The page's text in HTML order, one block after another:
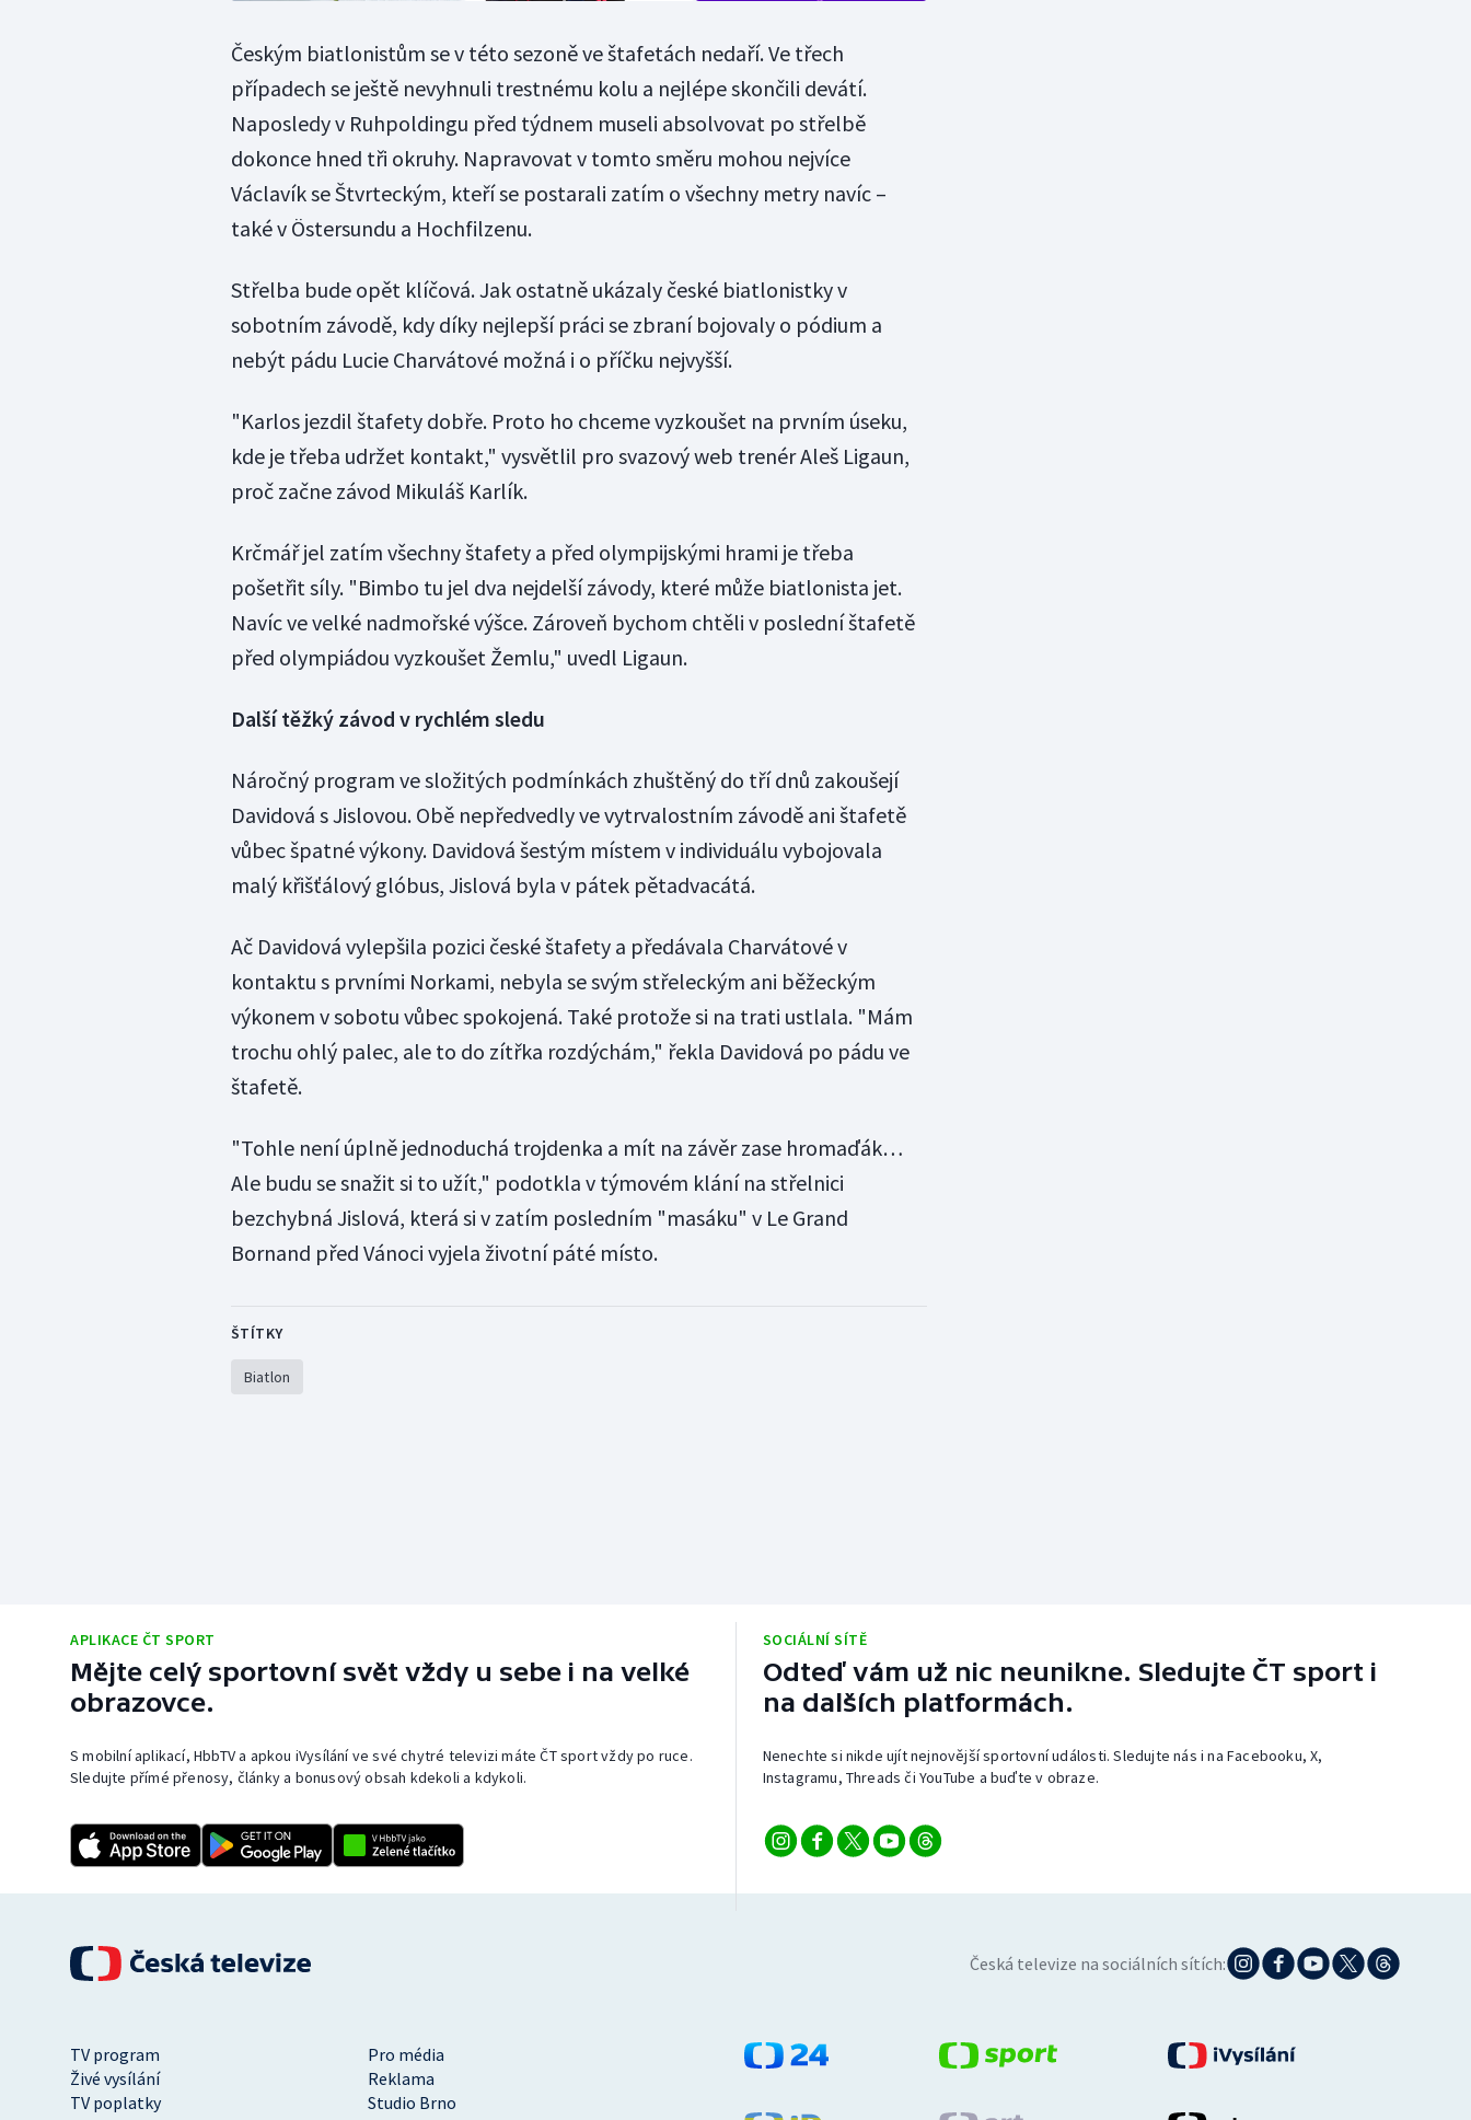
Českým biatlonistům se v této sezoně ve štafetách nedaří. Ve třech
případech se ještě nevyhnuli trestnému kolu a nejlépe skončili devátí.
Naposledy v Ruhpoldingu před týdnem museli absolvovat po střelbě
dokonce hned tři okruhy. Napravovat v tomto směru mohou nejvíce
Václavík se Štvrteckým, kteří se postarali zatím o všechny metry navíc –
také v Östersundu a Hochfilzenu.
Střelba bude opět klíčová. Jak ostatně ukázaly české biatlonistky v
sobotním závodě, kdy díky nejlepší práci se zbraní bojovaly o pódium a
nebýt pádu Lucie Charvátové možná i o příčku nejvyšší.
"Karlos jezdil štafety dobře. Proto ho chceme vyzkoušet na prvním úseku,
kde je třeba udržet kontakt," vysvětlil pro svazový web trenér Aleš Ligaun,
proč začne závod Mikuláš Karlík.
Krčmář jel zatím všechny štafety a před olympijskými hrami je třeba
pošetřit síly. "Bimbo tu jel dva nejdelší závody, které může biatlonista jet.
Navíc ve velké nadmořské výšce. Zároveň bychom chtěli v poslední štafetě
před olympiádou vyzkoušet Žemlu," uvedl Ligaun.
Další těžký závod v rychlém sledu
Náročný program ve složitých podmínkách zhuštěný do tří dnů zakoušejí
Davidová s Jislovou. Obě nepředvedly ve vytrvalostním závodě ani štafetě
vůbec špatné výkony. Davidová šestým místem v individuálu vybojovala
malý křišťálový glóbus, Jislová byla v pátek pětadvacátá.
Ač Davidová vylepšila pozici české štafety a předávala Charvátové v
kontaktu s prvními Norkami, nebyla se svým střeleckým ani běžeckým
výkonem v sobotu vůbec spokojená. Také protože si na trati ustlala. "Mám
trochu ohlý palec, ale to do zítřka rozdýchám," řekla Davidová po pádu ve
štafetě.
"Tohle není úplně jednoduchá trojdenka a mít na závěr zase hromaďák…
Ale budu se snažit si to užít," podotkla v týmovém klání na střelnici
bezchybná Jislová, která si v zatím posledním "masáku" v Le Grand
Bornand před Vánoci vyjela životní páté místo.
ŠTÍTKY
Biatlon
APLIKACE ČT SPORT
Mějte celý sportovní svět vždy u sebe i na velké
obrazovce.
S mobilní aplikací, HbbTV a apkou iVysílání ve své chytré televizi máte ČT sport vždy po ruce.
Sledujte přímé přenosy, články a bonusový obsah kdekoli a kdykoli.
SOCIÁLNÍ SÍTĚ
Odteď vám už nic neunikne. Sledujte ČT sport i
na dalších platformách.
Nenechte si nikde ujít nejnovější sportovní události. Sledujte nás i na Facebooku, X,
Instagramu, Threads či YouTube a buďte v obraze.
Česká televize na sociálních sítích:
TV program
Pro média
Živé vysílání
Reklama
TV poplatky
Studio Brno